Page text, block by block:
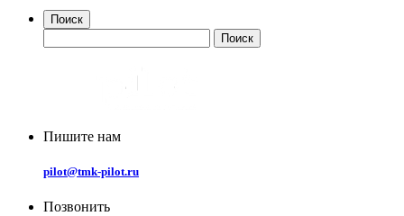
Поиск
Пишите нам
pilot@tmk-pilot.ru
Позвонить